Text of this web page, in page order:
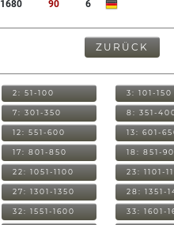
1680 90 6
ZURÜCK
2: 51-100 3: 101-150
7: 301-350 8: 351-
12: 551-600 13: 601-
17: 801-850 18: 851-
22: 1051-1100 23: 1101-
27: 1301-1350 28: 1351-
32: 1551-1600 33: 1601-